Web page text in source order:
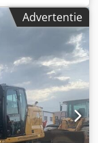
8.171 uur
Onderstel
550 mm breed
Advertentie